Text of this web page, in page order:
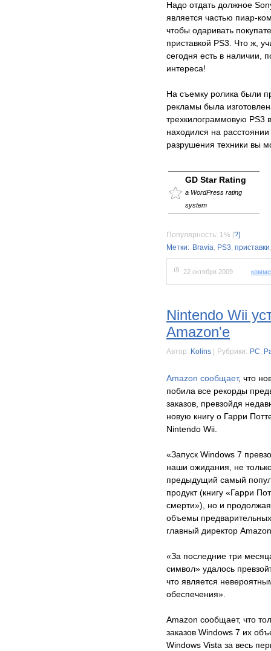
Надо отдать должное
является частью пиар-
чтобы одаривать
приставкой PS3. Что ж,
сегодня есть в наличии,
интереса!
На съемку ролика были
рекламы была
трехкилограммовую PS3
находился на
разрушения техники вы
GD Star Rating
a WordPress rating
system
Популярность: 1% [?]
Метки: Bravia, PS3, приставки
22 октября 2009
Nintendo Wii
Amazon'е
Автор: Kolins Рубрики: PC,
Amazon сообщает, что
побила все рекорды
заказов, превзойдя
новую книгу о Гарри
Nintendo Wii.
«Запуск Windows 7
наши ожидания, не
предыдущий самый
продукт (книгу «Гарри
смерти»), но и продолжая
объемы
главный директор
«За последние три
символ» удалось
что является
обеспечения».
Amazon сообщает, что
заказов Windows 7 их
Windows Vista за весь